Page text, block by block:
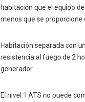
habitación que el equipo
menos que se proporcione
Habitación separada con
resistencia al fuego de 2
generador.
El nivel 1 ATS no puede